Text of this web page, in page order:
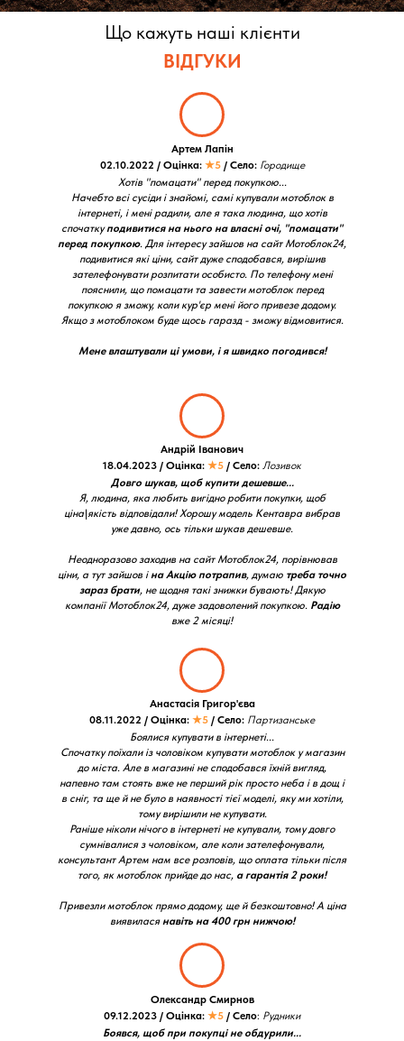
Що кажуть наші клієнти
ВІДГУКИ
Хотів "помацати" перед покупкою...
Начебто всі сусіди і знайомі, самі купували мотоблок в
інтернеті, і мені радили, але я така людина, що хотів
спочаткуподивитися на нього на власні очі, "помацати"
перед покупкою. Для інтересу зайшов на сайт Мотоблок24,
подивитися які ціни, сайт дуже сподобався, вирішив
зателефонувати розпитати особисто. По телефону мені
пояснили, що помацати та завести мотоблок перед
покупкою я зможу, коли кур'єр мені його привезе додому.
Якщо з мотоблоком буде щось гаразд - зможу відмовитися.
Мене влаштували ці умови, і я швидко погодився!
Артем Лапін
02.10.2022 / Оцінка: ★5 / Село: Городище
Боявся, щоб при покупці не обдурили...
Олександр Смирнов
09.12.2023 / Оцінка: ★5 / Село: Рудники
Боялися купувати в інтернеті...
Спочатку поїхали із чоловіком купувати мотоблок у магазин
до міста. Але в магазині не сподобався їхній вигляд,
напевно там стоять вже не перший рік просто неба і в дощ і
в сніг, та ще й не було в наявності тієї моделі, яку ми хотіли,
тому вирішили не купувати.
Раніше ніколи нічого в інтернеті не купували, тому довго
сумнівалися з чоловіком, але коли зателефонували,
консультант Артем нам все розповів, що оплата тільки після
того, як мотоблок прийде до нас, а гарантія 2 роки!
Привезли мотоблок прямо додому, ще й безкоштовно! А ціна
виявиласянавіть на 400 грн нижчою!
Анастасія Григор'єва
08.11.2022 / Оцінка: ★5 / Село: Партизанське
Довго шукав, щоб купити дешевше...
Я, людина, яка любить вигідно робити покупки, щоб
ціна\якість відповідали! Хорошу модель Кентавра вибрав
уже давно, ось тільки шукав дешевше.
Неодноразово заходив на сайт Мотоблок24, порівнював
ціни, а тут зайшов іна Акцію потрапив, думаю треба точно
зараз брати, не щодня такі знижки бувають! Дякую
компанії Мотоблок24, дуже задоволений покупкою. Радію
вже 2 місяці!
Андрій Іванович
18.04.2023 / Оцінка: ★5 / Село: Лозивок